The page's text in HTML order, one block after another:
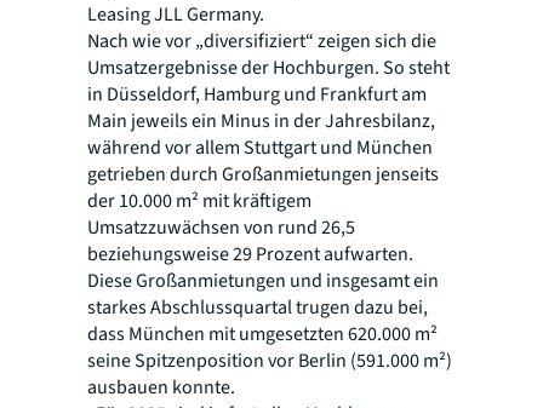
Leasing JLL Germany.
Nach wie vor „diversifiziert“ zeigen sich die
Umsatzergebnisse der Hochburgen. So steht
in Düsseldorf, Hamburg und Frankfurt am
Main jeweils ein Minus in der Jahresbilanz,
während vor allem Stuttgart und München
getrieben durch Großanmietungen jenseits
der 10.000 m² mit kräftigem
Umsatzzuwächsen von rund 26,5
beziehungsweise 29 Prozent aufwarten.
Diese Großanmietungen und insgesamt ein
starkes Abschlussquartal trugen dazu bei,
dass München mit umgesetzten 620.000 m²
seine Spitzenposition vor Berlin (591.000 m²)
ausbauen konnte.